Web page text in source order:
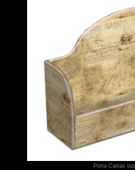
Porta Cartas